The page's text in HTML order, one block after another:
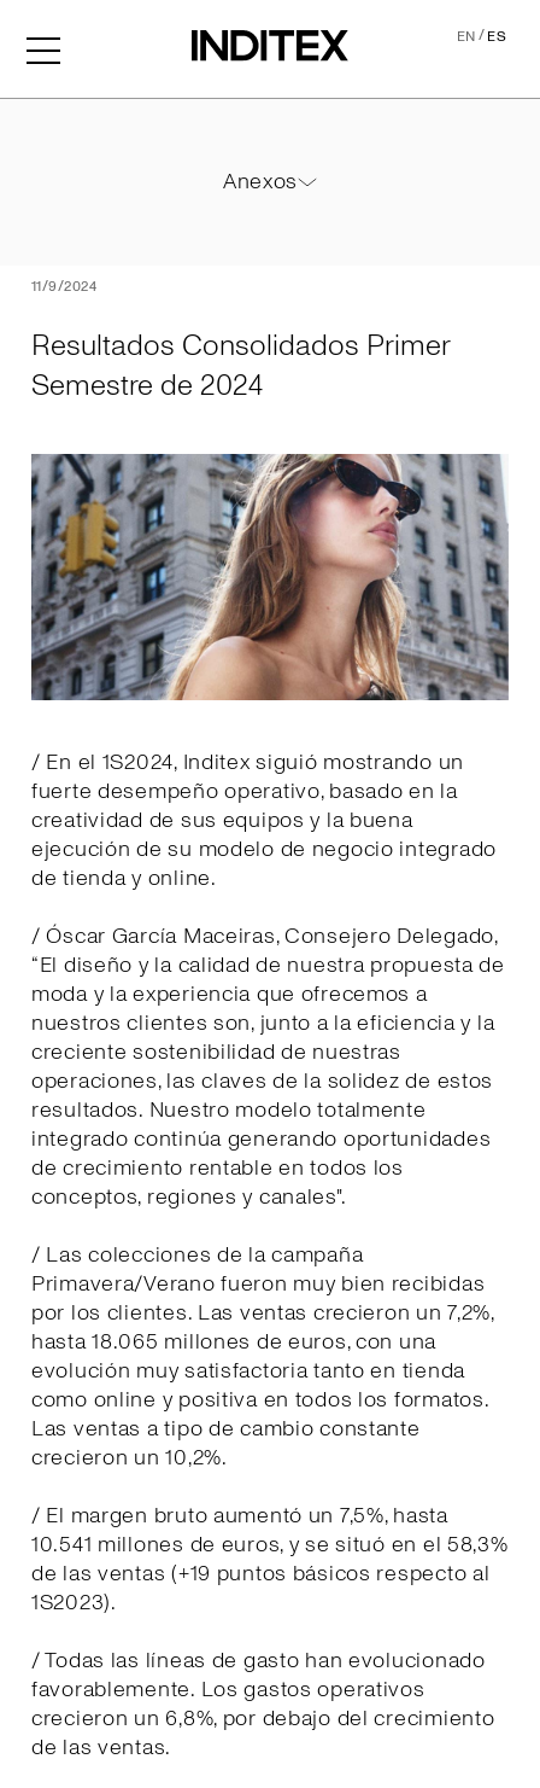
EN/ES
11/9/2024
Resultados Consolidados Primer
Semestre de 2024
/ En el 1S2024, Inditex siguió mostrando un
fuerte desempeño operativo, basado en la
creatividad de sus equipos y la buena
ejecución de su modelo de negocio integrado
de tienda y online.
/ Óscar García Maceiras, Consejero Delegado,
“El diseño y la calidad de nuestra propuesta de
moda y la experiencia que ofrecemos a
nuestros clientes son, junto a la eficiencia y la
creciente sostenibilidad de nuestras
operaciones, las claves de la solidez de estos
resultados. Nuestro modelo totalmente
integrado continúa generando oportunidades
de crecimiento rentable en todos los
conceptos, regiones y canales".
/ Las colecciones de la campaña
Primavera/Verano fueron muy bien recibidas
por los clientes. Las ventas crecieron un 7,2%,
hasta 18.065 millones de euros, con una
evolución muy satisfactoria tanto en tienda
como online y positiva en todos los formatos.
Las ventas a tipo de cambio constante
crecieron un 10,2%.
/ El margen bruto aumentó un 7,5%, hasta
10.541 millones de euros, y se situó en el 58,3%
de las ventas (+19 puntos básicos respecto al
1S2023).
/ Todas las líneas de gasto han evolucionado
favorablemente. Los gastos operativos
crecieron un 6,8%, por debajo del crecimiento
de las ventas.
Anexos